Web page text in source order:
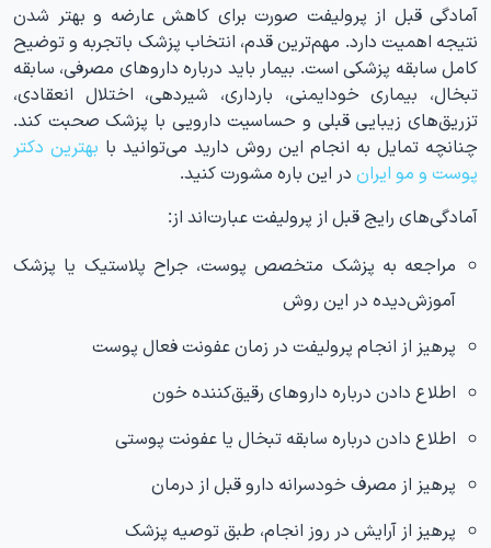
آمادگی قبل از پرولیفت صورت برای کاهش عارضه و بهتر شدن
نتیجه اهمیت دارد. مهم‌ترین قدم، انتخاب پزشک باتجربه و توضیح
کامل سابقه پزشکی است. بیمار باید درباره داروهای مصرفی، سابقه
تبخال، بیماری خودایمنی، بارداری، شیردهی، اختلال انعقادی،
تزریق‌های زیبایی قبلی و حساسیت دارویی با پزشک صحبت کند.
چنانچه تمایل به انجام این روش دارید می‌توانید با بهترین دکتر
پوست و مو ایران در این باره مشورت کنید.
آمادگی‌های رایج قبل از پرولیفت عبارت‌اند از:
مراجعه به پزشک متخصص پوست، جراح پلاستیک یا پزشک
آموزش‌دیده در این روش
پرهیز از انجام پرولیفت در زمان عفونت فعال پوست
اطلاع دادن درباره داروهای رقیق‌کننده خون
اطلاع دادن درباره سابقه تبخال یا عفونت پوستی
پرهیز از مصرف خودسرانه دارو قبل از درمان
پرهیز از آرایش در روز انجام، طبق توصیه پزشک